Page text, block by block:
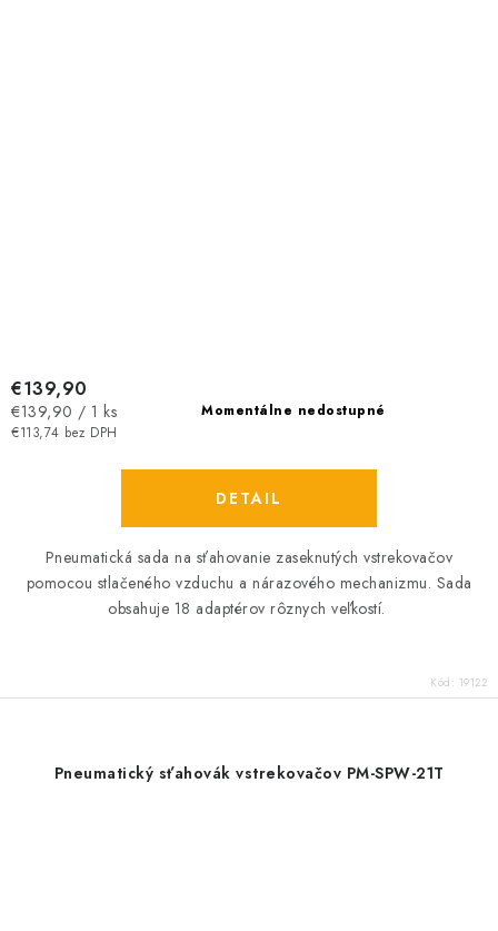
Momentálne nedostupné
€113,74 bez DPH
€139,90
Jednotková
cena:
€139,90 / 1 ks
DETAIL
Pneumatická sada na sťahovanie zaseknutých vstrekovačov
pomocou stlačeného vzduchu a nárazového mechanizmu. Sada
obsahuje 18 adaptérov rôznych veľkostí.
Kód: 19122
Pneumatický sťahovák vstrekovačov PM-SPW-21T